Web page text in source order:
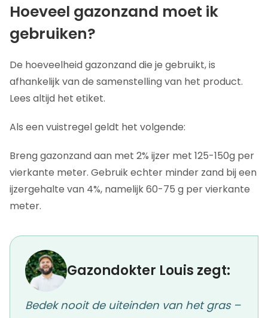
Hoeveel gazonzand moet ik
gebruiken?
De hoeveelheid gazonzand die je gebruikt, is
afhankelijk van de samenstelling van het product.
Lees altijd het etiket.
Als een vuistregel geldt het volgende:
Breng gazonzand aan met 2% ijzer met 125-150g per
vierkante meter. Gebruik echter minder zand bij een
ijzergehalte van 4%, namelijk 60-75 g per vierkante
meter.
Gazondokter Louis zegt:
Bedek nooit de uiteinden van het gras –